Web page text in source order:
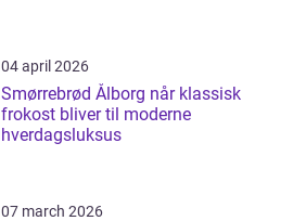
04 april 2026
Smørrebrød Ålborg når klassisk
frokost bliver til moderne
hverdagsluksus
07 march 2026